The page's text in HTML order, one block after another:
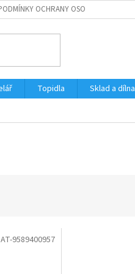
OCHRANY OSOBNÍCH ÚDAJŮ
Topidla Sklad a dílna
AT-9589400957